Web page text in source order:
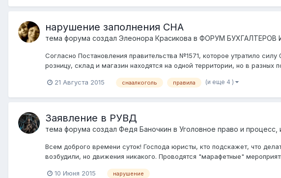
нарушение заполнения СНА
тема форума создал Элеонора Красикова в ФОРУМ БУХГАЛТЕРОВ
Согласно Постановления правительства №1571, которое утратило
розницу, склад и магазин находятся на одной территории, но в
21 Августа 2015 снаалкоголь правила (и еще 4 )
Заявление в РУВД
тема форума создал Федя Баночкин в Уголовное право и
Всем доброго времени суток! Господа юристы, кто подскажет, что
возбудили, но движения никакого. Проводятся "марафетные"
10 Июня 2015 нарушение